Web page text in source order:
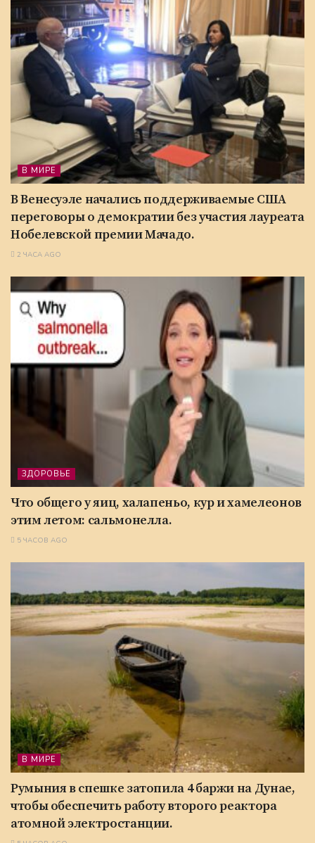
В МИРЕ
В Венесуэле начались поддерживаемые США
переговоры о демократии без участия лауреата
Нобелевской премии Мачадо.
2 ЧАСА AGO
ЗДОРОВЬЕ
Что общего у яиц, халапеньо, кур и хамелеонов
этим летом: сальмонелла.
5 ЧАСОВ AGO
В МИРЕ
Румыния в спешке затопила 4 баржи на Дунае,
чтобы обеспечить работу второго реактора
атомной электростанции.